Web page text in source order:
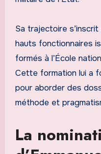
Sa trajectoire
hauts fonctionnaires
formés à l’École
Cette formation lui a
pour aborder des
méthode et
La